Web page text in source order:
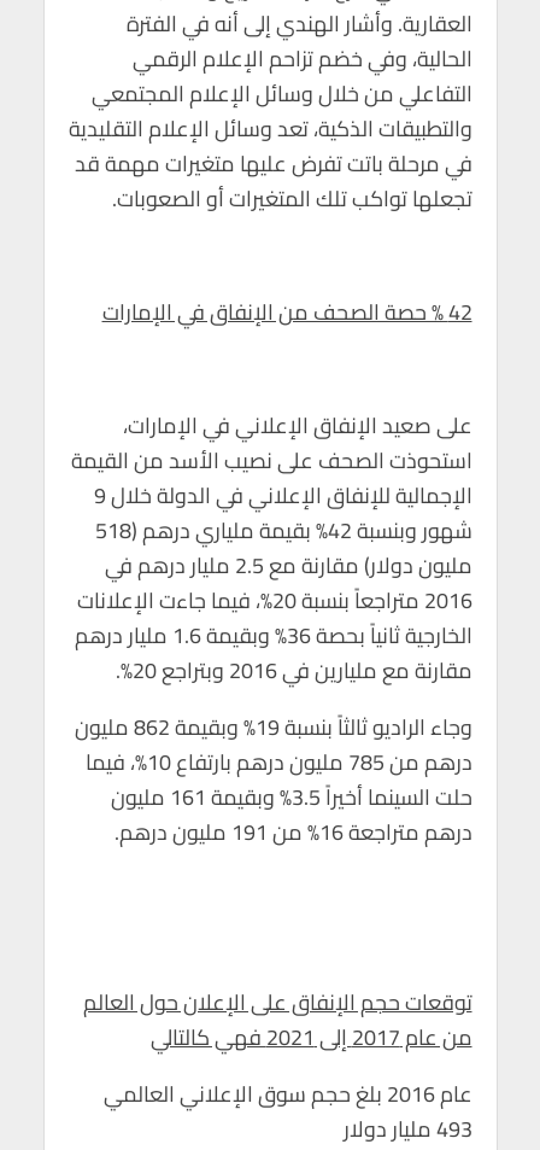
العقارية. وأشار الهندي إلى أنه في الفترة
الحالية، وفي خضم تزاحم الإعلام الرقمي
التفاعلي من خلال وسائل الإعلام المجتمعي
والتطبيقات الذكية، تعد وسائل الإعلام التقليدية
في مرحلة باتت تفرض عليها متغيرات مهمة قد
تجعلها تواكب تلك المتغيرات أو الصعوبات.
42 % حصة الصحف من الإنفاق في الإمارات
على صعيد الإنفاق الإعلاني في الإمارات،
استحوذت الصحف على نصيب الأسد من القيمة
الإجمالية للإنفاق الإعلاني في الدولة خلال 9
شهور وبنسبة 42% بقيمة ملياري درهم (518
مليون دولار) مقارنة مع 2.5 مليار درهم في
2016 متراجعاً بنسبة 20%، فيما جاءت الإعلانات
الخارجية ثانياً بحصة 36% وبقيمة 1.6 مليار درهم
مقارنة مع مليارين في 2016 وبتراجع 20%.
وجاء الراديو ثالثاً بنسبة 19% وبقيمة 862 مليون
درهم من 785 مليون درهم بارتفاع 10%، فيما
حلت السينما أخيراً 3.5% وبقيمة 161 مليون
درهم متراجعة 16% من 191 مليون درهم.
توقعات حجم الإنفاق على الإعلان حول العالم
من عام 2017 إلى 2021 فهي كالتالي
عام 2016 بلغ حجم سوق الإعلاني العالمي
493 مليار دولار